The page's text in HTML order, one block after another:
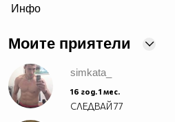
Инфо
Моите приятели
simkata_
16 год. 1 мес.
СЛЕДВАЙ77